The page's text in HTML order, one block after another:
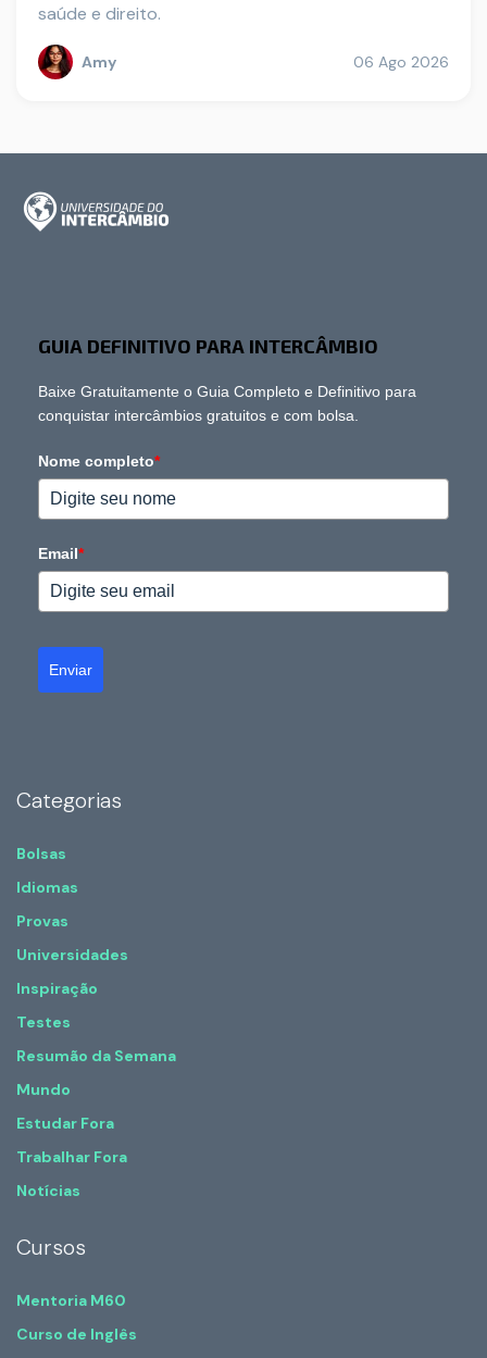
saúde e direito.
Amy 06 Ago 2026
GUIA DEFINITIVO PARA INTERCÂMBIO
Baixe Gratuitamente o Guia Completo e Definitivo para
conquistar intercâmbios gratuitos e com bolsa.
Nome completo*
Email*
Enviar
Categorias
Bolsas
Idiomas
Provas
Universidades
Inspiração
Testes
Resumão da Semana
Mundo
Estudar Fora
Trabalhar Fora
Notícias
Cursos
Mentoria M60
Curso de Inglês